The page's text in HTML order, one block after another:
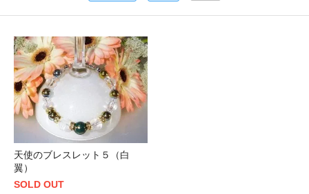
天使のブレスレット５（白
翼）
SOLD OUT